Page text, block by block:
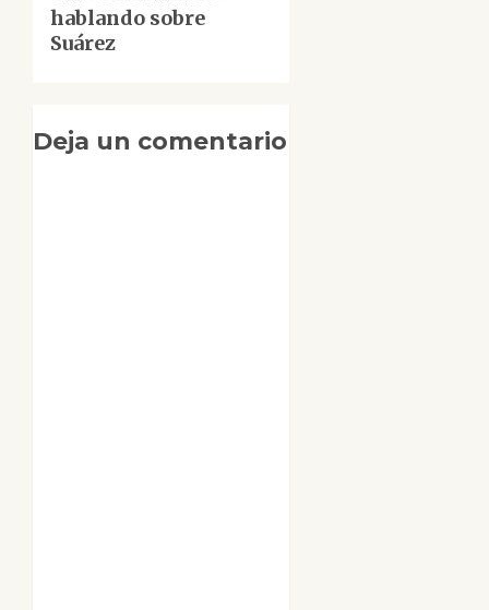
entrada:
hablando sobre
Suárez
Deja un comentario